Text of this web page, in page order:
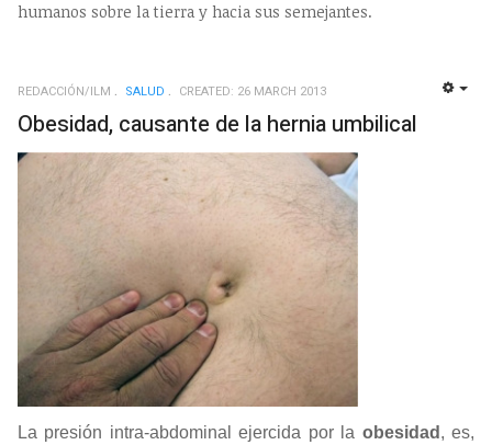
humanos sobre la tierra y hacia sus semejantes.
REDACCIÓN/ILM SALUD CREATED: 26 MARCH 2013
Obesidad, causante de la hernia umbilical
La presión intra-abdominal ejercida por la obesidad , es,